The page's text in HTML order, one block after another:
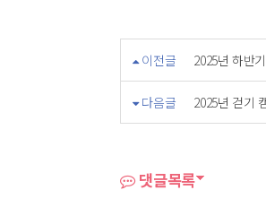
이전글 2025년 하반
다음글 2025년 걷기
댓글목록